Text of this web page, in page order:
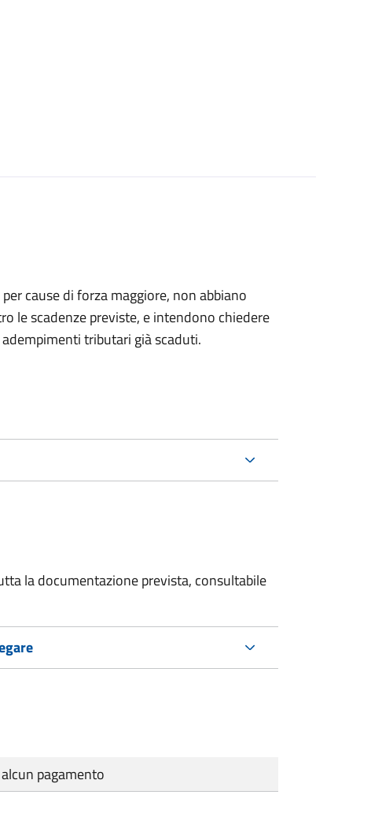
cause di forza maggiore, non abbiano
le scadenze previste, e intendono chiedere
tributari già scaduti.
la documentazione prevista, consultabile
pagamento